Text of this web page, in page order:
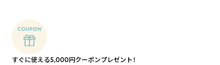
すぐに使える5,000円クーポンプレゼント！